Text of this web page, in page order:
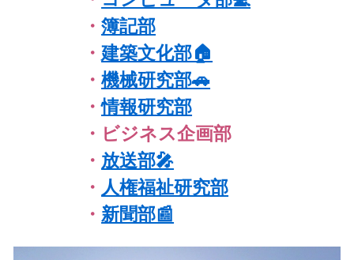
・簿記部
・建築文化部🏠
・機械研究部🚗
・情報研究部
・ ビジネス企画部
・ 放送部🎤
・ 人権福祉研究部
・新聞部📰